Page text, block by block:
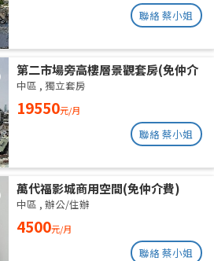
聯絡 蔡小姐
第二市場旁高樓層景觀套房(免仲介
費)
中區 , 獨立套房
19550元/月
聯絡 蔡小姐
萬代福影城商用空間(免仲介費)
中區 , 辦公/住辦
4500元/月
聯絡 蔡小姐